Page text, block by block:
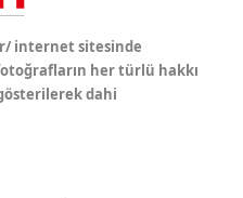
internet sitesinde
her türlü hakkı
dahi